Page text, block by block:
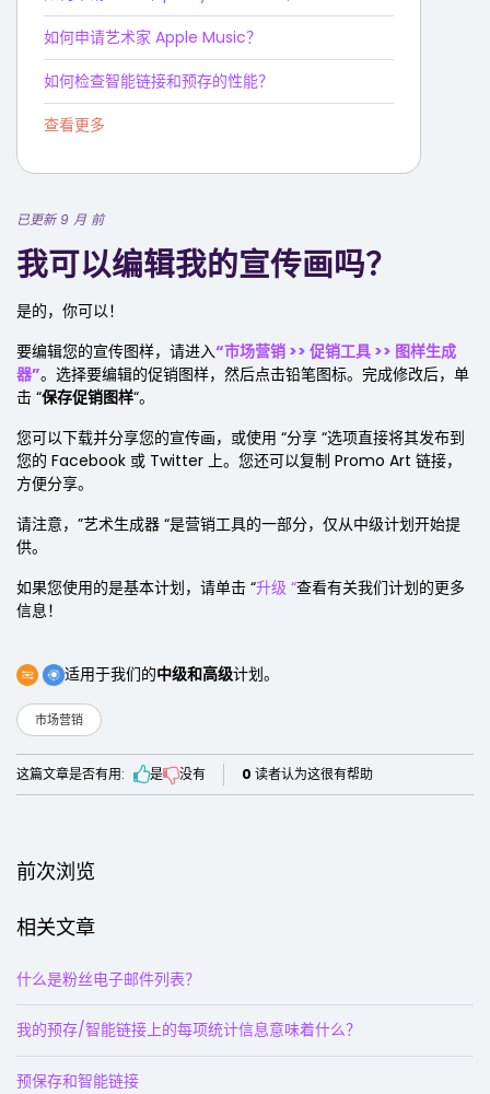
如何申请艺术家 Apple Music？
如何检查智能链接和预存的性能？
查看更多
已更新 9 月 前
我可以编辑我的宣传画吗？
是的，你可以！
要编辑您的宣传图样，请进入“市场营销 >> 促销工具 >> 图样生成
器”。选择要编辑的促销图样，然后点击铅笔图标。完成修改后，单
击 “保存促销图样“。
您可以下载并分享您的宣传画，或使用 “分享 “选项直接将其发布到
您的 Facebook 或 Twitter 上。您还可以复制 Promo Art 链接，
方便分享。
请注意，”艺术生成器 “是营销工具的一部分，仅从中级计划开始提
供。
如果您使用的是基本计划，请单击 “升级 “查看有关我们计划的更多
信息！
适用于我们的中级和高级计划。
市场营销
这篇文章是否有用: 是 没有 0 读者认为这很有帮助
前次浏览
相关文章
什么是粉丝电子邮件列表？
我的预存/智能链接上的每项统计信息意味着什么？
预保存和智能链接